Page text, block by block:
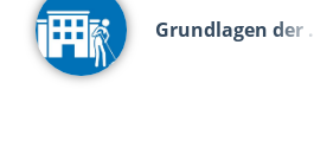
Grundlagen der …